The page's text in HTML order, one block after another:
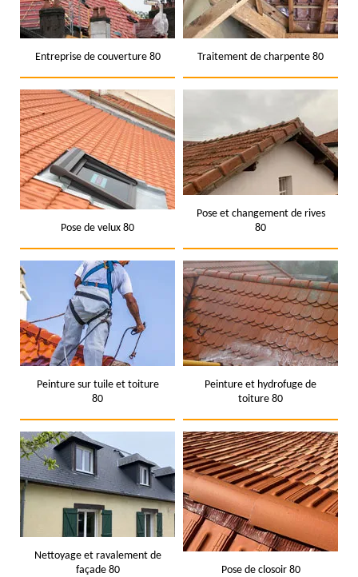
Entreprise de couverture 80 Traitement de charpente 80
Pose de velux 80
Pose et changement de rives
80
Peinture sur tuile et toiture
80
Peinture et hydrofuge de
toiture 80
Nettoyage et ravalement de
façade 80
Pose de closoir 80